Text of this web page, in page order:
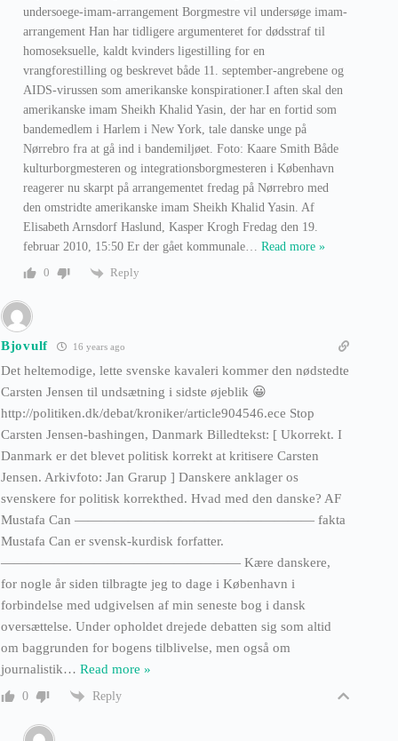
undersoege-imam-arrangement Borgmestre vil undersøge imam-
arrangement Han har tidligere argumenteret for dødsstraf til
homoseksuelle, kaldt kvinders ligestilling for en
vrangforestilling og beskrevet både 11. september-angrebene og
AIDS-virussen som amerikanske konspirationer.I aften skal den
amerikanske imam Sheikh Khalid Yasin, der har en fortid som
bandemedlem i Harlem i New York, tale danske unge på
Nørrebro fra at gå ind i bandemiljøet. Foto: Kaare Smith Både
kulturborgmesteren og integrationsborgmesteren i København
reagerer nu skarpt på arrangementet fredag på Nørrebro med
den omstridte amerikanske imam Sheikh Khalid Yasin. Af
Elisabeth Arnsdorf Haslund, Kasper Krogh Fredag den 19.
februar 2010, 15:50 Er der gået kommunale
Read more »
0
Reply
Bjovulf 16 years ago
Det heltemodige, lette svenske kavaleri kommer den nødstedte
Carsten Jensen til undsætning i sidste øjeblik 😀
http://politiken.dk/debat/kroniker/article904546.ece Stop
Carsten Jensen-bashingen, Danmark Billedtekst: [ Ukorrekt. I
Danmark er det blevet politisk korrekt at kritisere Carsten
Jensen. Arkivfoto: Jan Grarup ] Danskere anklager os
svenskere for politisk korrekthed. Hvad med den danske? AF
Mustafa Can —————————————————— fakta
Mustafa Can er svensk-kurdisk forfatter.
—————————————————— Kære danskere,
for nogle år siden tilbragte jeg to dage i København i
forbindelse med udgivelsen af min seneste bog i dansk
oversættelse. Under opholdet drejede debatten sig som altid
om baggrunden for bogens tilblivelse, men også om
journalistik… Read more »
0 Reply